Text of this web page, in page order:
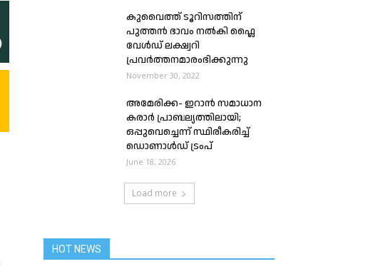
കുവൈത്ത് ടൂറിസത്തിന്
പുത്തൻ ഭാവം നൽകി ഫ്ലൈ
വേൾഡ് ലക്ഷ്വറി
പ്രവർത്തനമാരംഭിക്കുന്നു
November 30, 2022
അമേരിക്ക- ഇറാൻ സമാധാന
കരാർ പ്രാബല്യത്തിലായി;
ഒപ്പുവെച്ചെന്ന് സ്ഥിരീകരിച്ച്
ഡൊണാൾഡ് ട്രംപ്
June 18, 2026
Load more
HOT NEWS